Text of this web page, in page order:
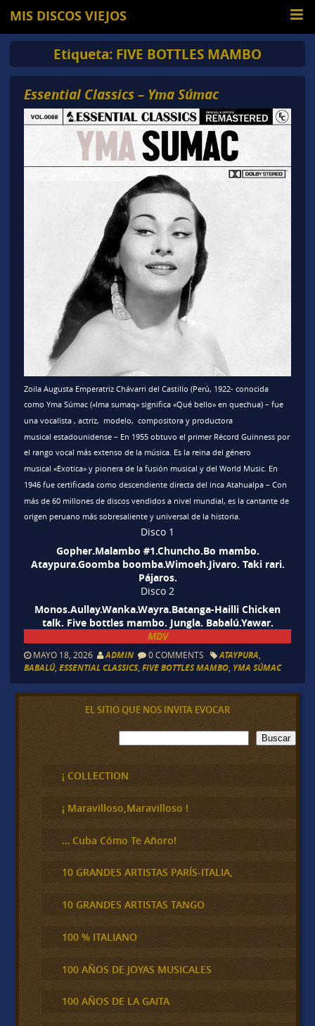
MIS DISCOS VIEJOS
Etiqueta: FIVE BOTTLES MAMBO
Essential Classics – Yma Súmac
Zoila Augusta Emperatriz Chávarri del Castillo (Perú, 1922​- conocida
como Yma Súmac («Ima sumaq» significa «Qué bello» en quechua) – fue
una vocalista , actriz, modelo, compositora y productora
musical estadounidense – En 1955 obtuvo el primer Récord Guinness por
el rango vocal más extenso de la música.​ Es la reina del género
musical «Exotica»​ y pionera de la fusión musical y del World Music.​ En
1946 fue certificada como descendiente directa​ del inca Atahualpa – Con
más de 60 millones de discos vendidos a nivel mundial, es la cantante de
origen peruano más sobresaliente y universal de la historia.
Disco 1
Gopher.Malambo #1.Chuncho.Bo mambo.
Ataypura.Goomba boomba.Wimoeh.Jivaro. Taki rari.
Pájaros.
Disco 2
Monos.Aullay.Wanka.Wayra.Batanga-Hailli Chicken
talk. Five bottles mambo. Jungla. Babalú.Yawar.
MDV
MAYO 18, 2026 ADMIN 0 COMMENTS ATAYPURA,
BABALÚ, ESSENTIAL CLASSICS, FIVE BOTTLES MAMBO, YMA SÚMAC
EL SITIO QUE NOS INVITA EVOCAR
B
u
c
a
Buscar
¡ COLLECTION
¡ Maravilloso,Maravilloso !
… Cuba Cómo Te Añoro!
10 GRANDES ARTISTAS PARÍS-ITALIA,
10 GRANDES ARTISTAS TANGO
100 % ITALIANO
100 AÑOS DE JOYAS MUSICALES
100 AÑOS DE LA GAITA